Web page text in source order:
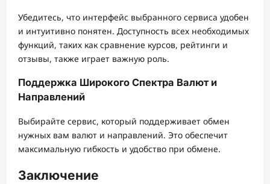
Убедитесь, что интерфейс выбранного сервиса удобен
и интуитивно понятен. Доступность всех необходимых
функций, таких как сравнение курсов, рейтинги и
отзывы, также играет важную роль.
Поддержка Широкого Спектра Валют и
Направлений
Выбирайте сервис, который поддерживает обмен
нужных вам валют и направлений. Это обеспечит
максимальную гибкость и удобство при обмене.
Заключение